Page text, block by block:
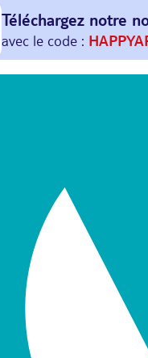
Téléchargez notre
Et profitez de 30€
avec le code :